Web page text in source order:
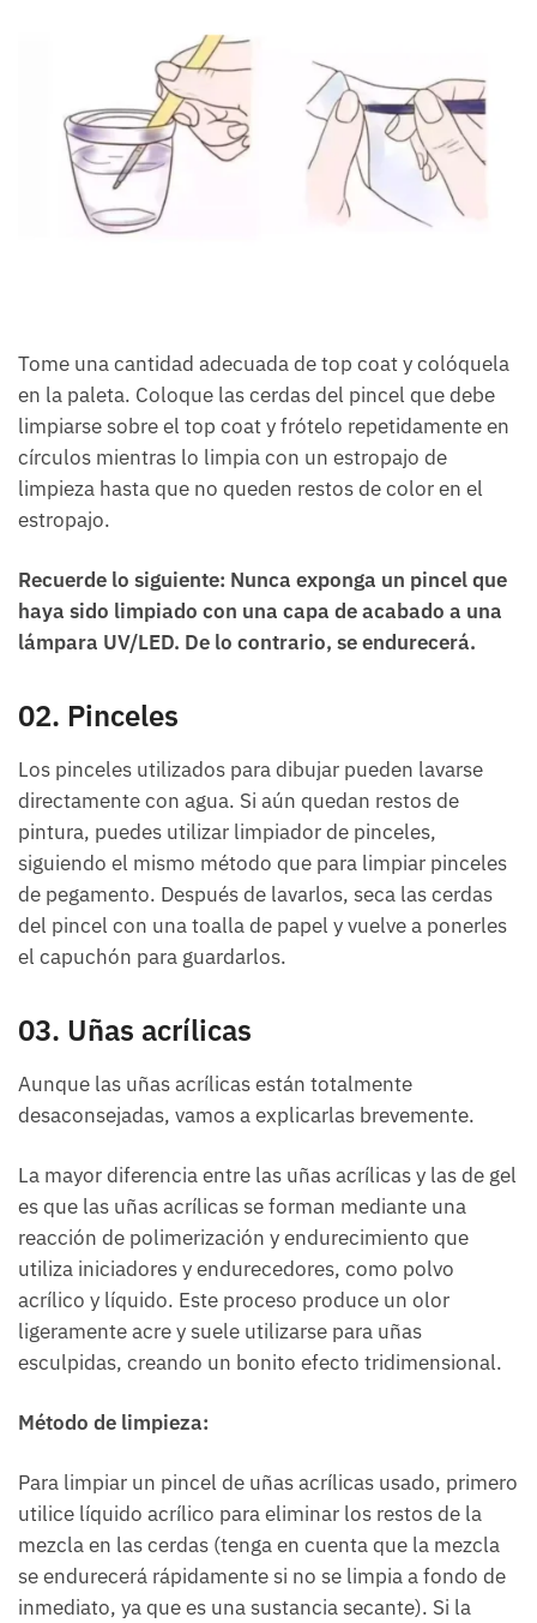
Tome una cantidad adecuada de top coat y colóquela
en la paleta. Coloque las cerdas del pincel que debe
limpiarse sobre el top coat y frótelo repetidamente en
círculos mientras lo limpia con un estropajo de
limpieza hasta que no queden restos de color en el
estropajo.
Recuerde lo siguiente: Nunca exponga un pincel que
haya sido limpiado con una capa de acabado a una
lámpara UV/LED. De lo contrario, se endurecerá.
02. Pinceles
Los pinceles utilizados para dibujar pueden lavarse
directamente con agua. Si aún quedan restos de
pintura, puedes utilizar limpiador de pinceles,
siguiendo el mismo método que para limpiar pinceles
de pegamento. Después de lavarlos, seca las cerdas
del pincel con una toalla de papel y vuelve a ponerles
el capuchón para guardarlos.
03. Uñas acrílicas
Aunque las uñas acrílicas están totalmente
desaconsejadas, vamos a explicarlas brevemente.
La mayor diferencia entre las uñas acrílicas y las de gel
es que las uñas acrílicas se forman mediante una
reacción de polimerización y endurecimiento que
utiliza iniciadores y endurecedores, como polvo
acrílico y líquido. Este proceso produce un olor
ligeramente acre y suele utilizarse para uñas
esculpidas, creando un bonito efecto tridimensional.
Método de limpieza:
Para limpiar un pincel de uñas acrílicas usado, primero
utilice líquido acrílico para eliminar los restos de la
mezcla en las cerdas (tenga en cuenta que la mezcla
se endurecerá rápidamente si no se limpia a fondo de
inmediato, ya que es una sustancia secante). Si la